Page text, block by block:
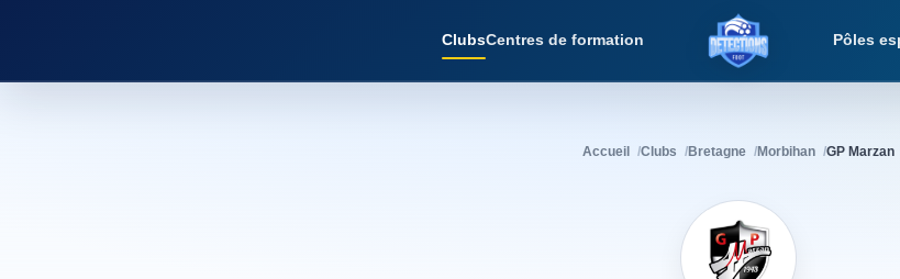
ClubsCentres de formation
Détections Foot
Pôles
Accueil Clubs Bretagne Morbihan GP Marzan